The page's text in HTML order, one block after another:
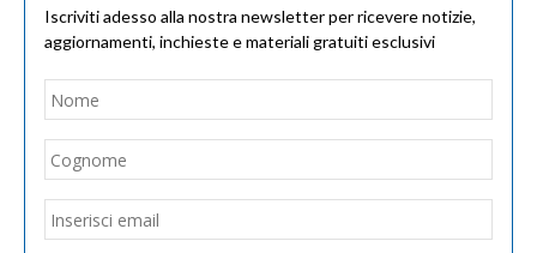
Iscriviti adesso alla nostra newsletter per ricevere notizie,
aggiornamenti, inchieste e materiali gratuiti esclusivi
Nome
Email